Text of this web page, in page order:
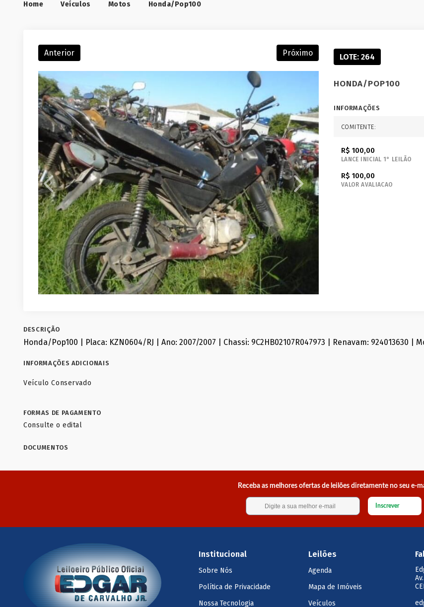
Home Veículos Motos Honda/Pop100
Anterior Próximo LOTE: 264
HONDA/POP100
INFORMAÇÕES
COMITENTE:
R$ 100,00
LANCE INICIAL 1° LEILÃO
R$ 100,00
VALOR AVALIACAO
DESCRIÇÃO
Honda/Pop100 | Placa: KZN0604/RJ | Ano: 2007/2007 | Chassi: 9C2HB02107R047973 | Renavam: 924013630
INFORMAÇÕES ADICIONAIS
Veículo Conservado
FORMAS DE PAGAMENTO
Consulte o edital
DOCUMENTOS
Receba as melhores ofertas de leilões diretamente no seu e-
Inscrever
Institucional
Sobre Nós
Política de Privacidade
Nossa Tecnologia
Leilões
Agenda
Mapa de Imóveis
Veículos